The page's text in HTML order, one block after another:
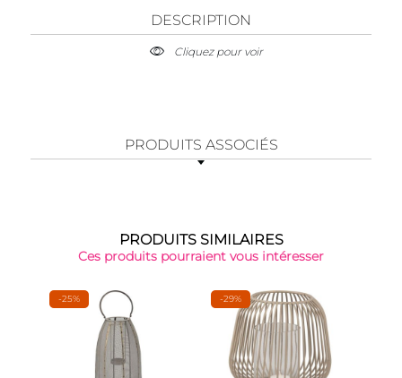
DESCRIPTION
Cliquez pour voir
PRODUITS ASSOCIÉS
PRODUITS SIMILAIRES
Ces produits pourraient vous intéresser
-25% -29%